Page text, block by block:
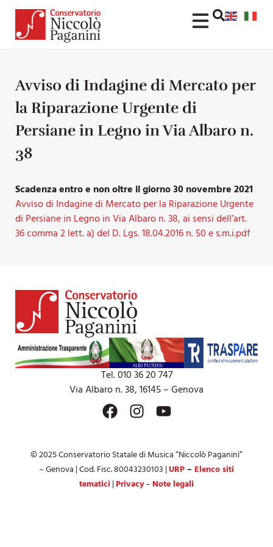
Avviso di Indagine di Mercato per
la Riparazione Urgente di
Persiane in Legno in Via Albaro n.
38
Scadenza entro e non oltre il giorno 30 novembre 2021
Avviso di Indagine di Mercato per la Riparazione Urgente
di Persiane in Legno in Via Albaro n. 38, ai sensi dell’art.
36 comma 2 lett. a) del D. Lgs. 18.04.2016 n. 50 e s.m.i.pdf
Tel. 010 36 20 747
Via Albaro n. 38, 16145 – Genova
© 2025 Conservatorio Statale di Musica “Niccolò Paganini”
– Genova | Cod. Fisc. 80043230103 |URP– Elenco siti
tematici | Privacy– Note legali